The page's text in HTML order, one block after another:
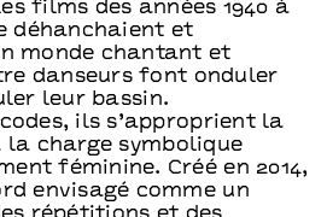
films des années 1940 à
déhanchaient et
monde chantant et
danseurs font onduler
leur bassin.
ils s’approprient la
la charge symbolique
féminine. Créé en 2014,
envisagé comme un